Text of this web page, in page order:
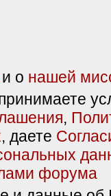
и о нашей
,
, даете
форума